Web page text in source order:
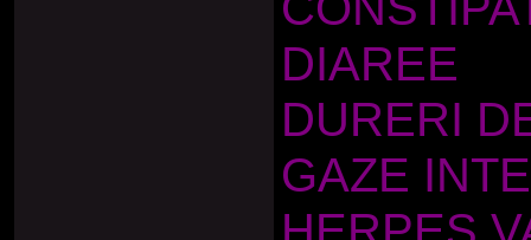
DIAREE
DURERI
GAZE